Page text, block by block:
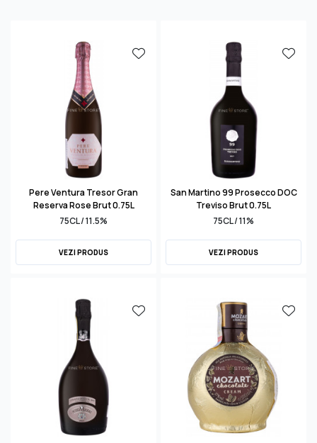
Pere Ventura Tresor Gran
Reserva Rose Brut 0.75L
75CL / 11.5%
VEZI PRODUS
San Martino 99 Prosecco DOC
Treviso Brut 0.75L
75CL / 11%
VEZI PRODUS